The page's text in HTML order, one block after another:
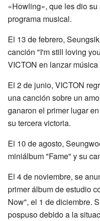
«Howling», que les dio
programa musical.
El 13 de febrero,
canción "I'm still loving
VICTON en lanzar
El 2 de junio, VICTON
una canción sobre un
ganaron el primer lugar
su tercera victoria.
El 10 de agosto,
miniálbum "Fame" y su
El 4 de noviembre, se
primer álbum de estudio
Now", el 1 de diciembre.
pospuso debido a la